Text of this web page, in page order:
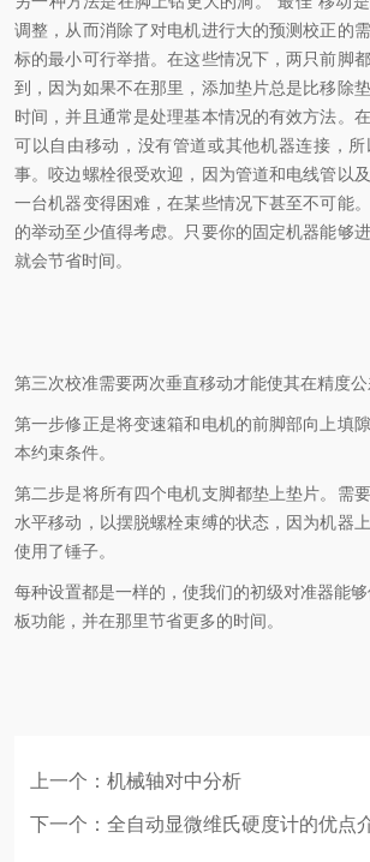
调整，从而消除了对电机进行大的预测校正的
标的最小可行举措。在这些情况下，两只前脚
到，因为如果不在那里，添加垫片总是比移除
时间，并且通常是处理基本情况的有效方法。
可以自由移动，没有管道或其他机器连接，
事。咬边螺栓很受欢迎，因为管道和电线管以
一台机器变得困难，在某些情况下甚至不可能
的举动至少值得考虑。只要你的固定机器能够
就会节省时间。
第三次校准需要两次垂直移动才能使其在精度公
第一步修正是将变速箱和电机的前脚部向上填
本约束条件。
第二步是将所有四个电机支脚都垫上垫片。需
水平移动，以摆脱螺栓束缚的状态，因为机器
使用了锤子。
每种设置都是一样的，使我们的初级对准器能
板功能，并在那里节省更多的时间。
上一个： 机械轴对中分析
下一个： 全自动显微维氏硬度计的优点